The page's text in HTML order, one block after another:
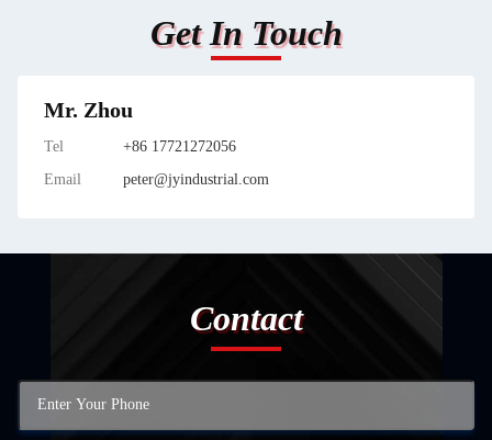
Get In Touch
Mr. Zhou
Tel
+86 17721272056
Email
peter@jyindustrial.com
Contact